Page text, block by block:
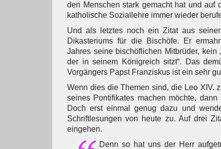
den Menschen stark gemacht hat und auf
katholische Soziallehre immer wieder
Und als letztes noch ein Zitat aus
Dikasteriums für die Bischöfe. Er
Jahres seine bischöflichen Mitbrüder, kein
der in seinem Königreich sitzt“. Das
Vorgängers Papst Franziskus ist ein sehr
Wenn dies die Themen sind, die Leo XIV.
seines Pontifikates machen möchte, dann
Doch erst einmal genug dazu und
Schriftlesungen von heute zu. Auf drei
eingehen.
Denn so hat uns der Herr